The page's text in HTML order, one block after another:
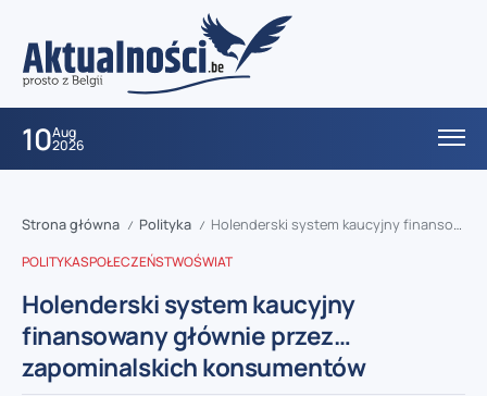
10Aug
2026
Strona główna / Polityka / Holenderski system kaucyjny finansowany głównie przez… zapominalskich konsumentów
POLITYKASPOŁECZEŃSTWOŚWIAT
Holenderski system kaucyjny
finansowany głównie przez…
zapominalskich konsumentów